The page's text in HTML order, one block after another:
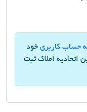
حساب کاربری خود
اتحادیه املاک ثبت